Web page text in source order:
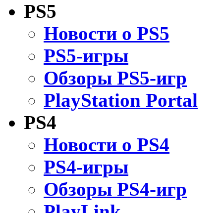
PS5
Новости о PS5
PS5-игры
Обзоры PS5-игр
PlayStation Portal
PS4
Новости о PS4
PS4-игры
Обзоры PS4-игр